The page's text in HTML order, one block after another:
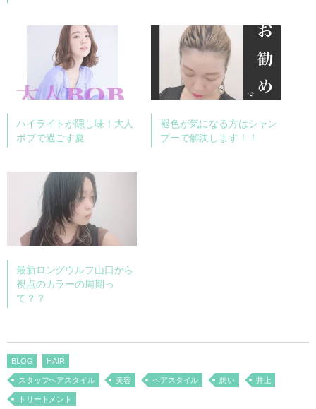
ハイライトが隠し味！大人
ボブで過ごす夏
褪色が気になる方はシャン
プーで解決します！！
最新ロングウルフ山口から
視点のカラーの周期っ
て？？
BLOG HAIR
スタッフヘアスタイル 美容 ヘアスタイル 想い 井上
トリートメント